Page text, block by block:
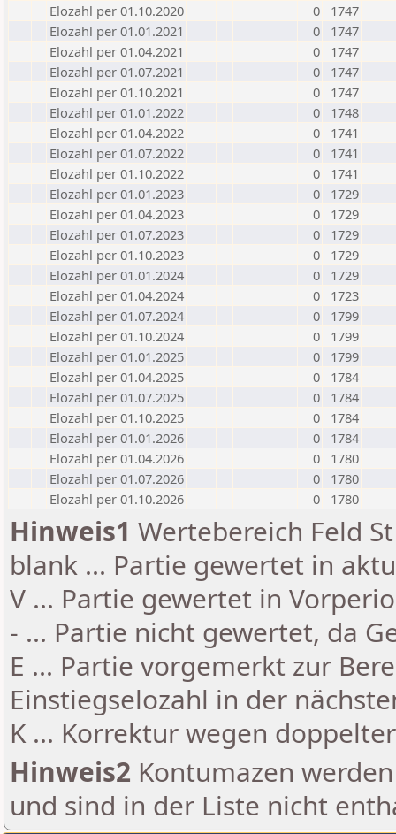
Elozahl per 01.10.2020
0
1747
Elozahl per 01.01.2021
0
1747
Elozahl per 01.04.2021
0
1747
Elozahl per 01.07.2021
0
1747
Elozahl per 01.10.2021
0
1747
Elozahl per 01.01.2022
0
1748
Elozahl per 01.04.2022
0
1741
Elozahl per 01.07.2022
0
1741
Elozahl per 01.10.2022
0
1741
Elozahl per 01.01.2023
0
1729
Elozahl per 01.04.2023
0
1729
Elozahl per 01.07.2023
0
1729
Elozahl per 01.10.2023
0
1729
Elozahl per 01.01.2024
0
1729
Elozahl per 01.04.2024
0
1723
Elozahl per 01.07.2024
0
1799
Elozahl per 01.10.2024
0
1799
Elozahl per 01.01.2025
0
1799
Elozahl per 01.04.2025
0
1784
Elozahl per 01.07.2025
0
1784
Elozahl per 01.10.2025
0
1784
Elozahl per 01.01.2026
0
1784
Elozahl per 01.04.2026
0
1780
Elozahl per 01.07.2026
0
1780
Elozahl per 01.10.2026
0 1780
Hinweis1 Wertebereich Feld
blank ... Partie gewertet in
V ... Partie gewertet in
- ... Partie nicht gewertet, da
E ... Partie vorgemerkt zur
Einstiegselozahl in der
K ... Korrektur wegen
Hinweis2 Kontumazen
und sind in der Liste nicht